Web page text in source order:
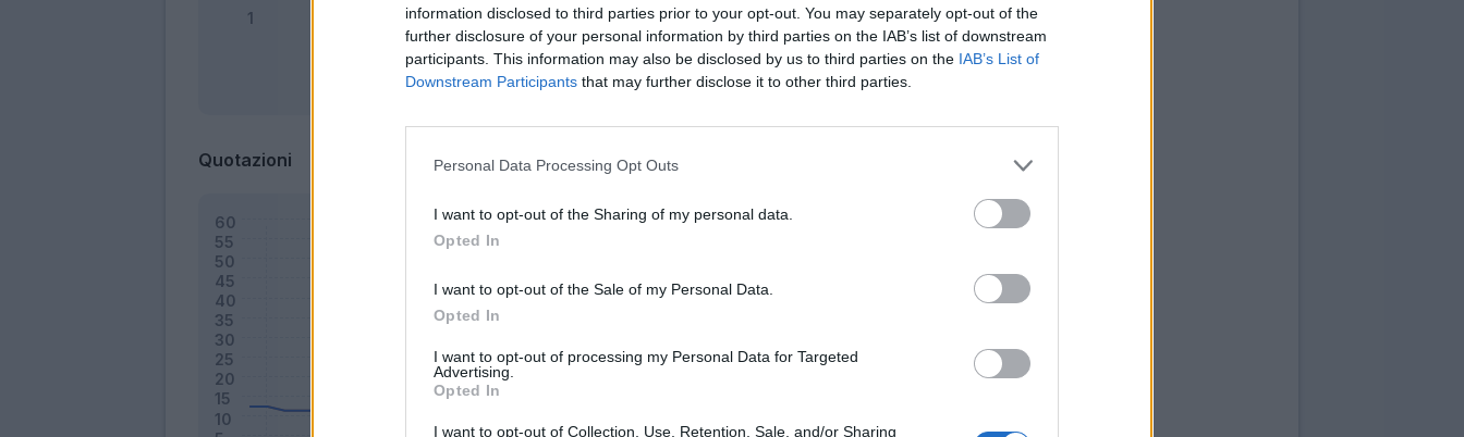
information disclosed to third parties prior to your opt-out. You may separately opt-out of the
further disclosure of your personal information by third parties on the IAB’s list of downstream
participants. This information may also be disclosed by us to third parties on the IAB’s List of
Downstream Participants that may further disclose it to other third parties.
Personal Data Processing Opt Outs
I want to opt-out of the Sharing of my personal data.
Opted In
I want to opt-out of the Sale of my Personal Data.
Opted In
I want to opt-out of processing my Personal Data for Targeted
Advertising.
Opted In
I want to opt-out of Collection, Use, Retention, Sale, and/or Sharing
Bonus Malus Presenze a voto
Quotazioni